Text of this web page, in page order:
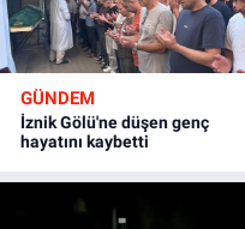
GÜNDEM
İznik Gölü'ne düşen genç
hayatını kaybetti